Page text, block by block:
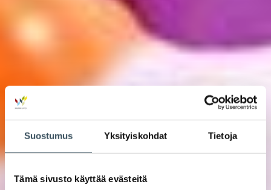
Suostumus Yksityiskohdat Tietoja
Tämä sivusto käyttää evästeitä